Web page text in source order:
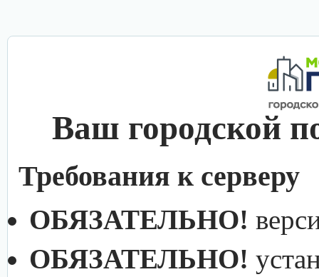
Ваш городской
Требования к серверу
ОБЯЗАТЕЛЬНО!
ОБЯЗАТЕЛЬНО!